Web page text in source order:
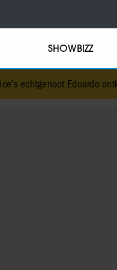
SHOWBIZZ
ontkent